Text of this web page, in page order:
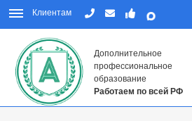
Клиентам
Дополнительное
профессиональное
образование
Работаем по всей РФ